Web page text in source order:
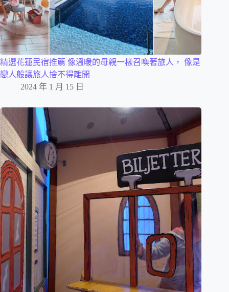
精選花蓮民宿推薦 像溫暖的母親一樣召喚著旅人， 像是
戀人般讓旅人捨不得離開
2024 年 1 月 15 日